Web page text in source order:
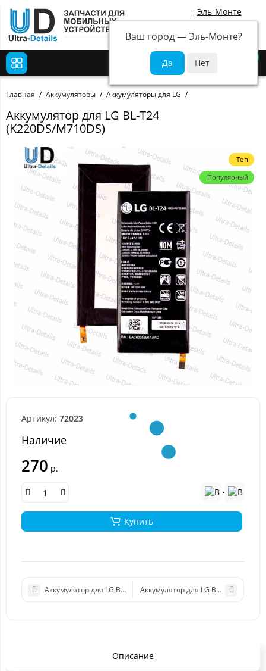
Эль-Монте
Ваш город —Эль-Монте?
Главная Аккумуляторы Аккумуляторы для LG
Аккумулятор для LG BL-T24
(K220DS/M710DS)
Топ
Популярный
Артикул: 72023
Наличие
270 р.
Купить
Аккумулятор для LG BL-45F1F (X230/X240/X300)
Аккумулятор для LG BL-T22 (H650E)
Описание